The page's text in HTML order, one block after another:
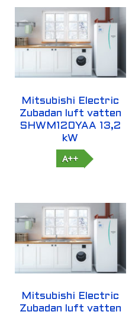
Mitsubishi Electric
Zubadan luft vatten
SHWM120YAA 13,2
kW
A++
Mitsubishi Electric
Zubadan luft vatten